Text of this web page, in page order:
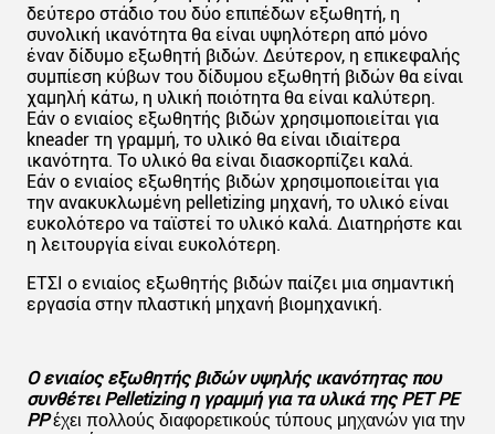
δεύτερο στάδιο του δύο επιπέδων εξωθητή, η
συνολική ικανότητα θα είναι υψηλότερη από μόνο
έναν δίδυμο εξωθητή βιδών. Δεύτερον, η επικεφαλής
συμπίεση κύβων του δίδυμου εξωθητή βιδών θα είναι
χαμηλή κάτω, η υλική ποιότητα θα είναι καλύτερη.
Εάν ο ενιαίος εξωθητής βιδών χρησιμοποιείται για
kneader τη γραμμή, το υλικό θα είναι ιδιαίτερα
ικανότητα. Το υλικό θα είναι διασκορπίζει καλά.
Εάν ο ενιαίος εξωθητής βιδών χρησιμοποιείται για
την ανακυκλωμένη pelletizing μηχανή, το υλικό είναι
ευκολότερο να ταϊστεί το υλικό καλά. Διατηρήστε και
η λειτουργία είναι ευκολότερη.
ΕΤΣΙ ο ενιαίος εξωθητής βιδών παίζει μια σημαντική
εργασία στην πλαστική μηχανή βιομηχανική.
Ο ενιαίος εξωθητής βιδών υψηλής ικανότητας που
συνθέτει Pelletizing η γραμμή για τα υλικά της PET PE
PPέχει πολλούς διαφορετικούς τύπους μηχανών για την